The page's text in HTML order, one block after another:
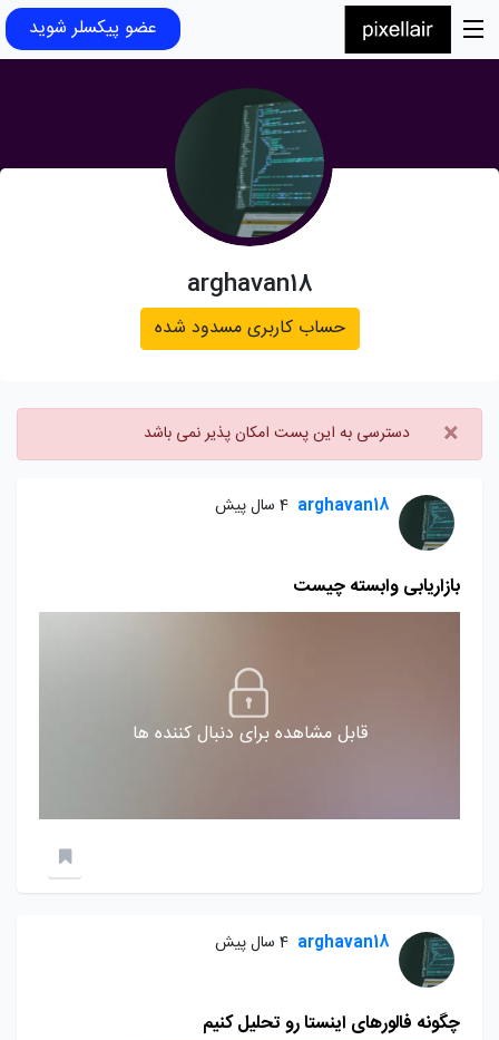
عضو پیکسلر شوید
arghavan18
حساب کاربری مسدود شده
× دسترسی به این پست امکان پذیر نمی باشد
arghavan18 4 سال پیش
بازاریابی وابسته چیست
قابل مشاهده برای دنبال کننده ها
arghavan18 4 سال پیش
چگونه فالورهای اینستا رو تحلیل کنیم